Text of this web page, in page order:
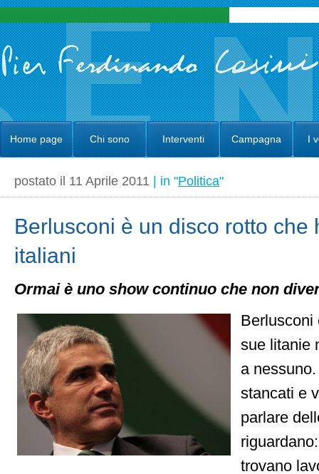
Home page Chi sono Interventi Campagna I
postato il 11 Aprile 2011 | in "Politica"
Berlusconi è un disco rotto che
italiani
Ormai è uno show continuo che non
Berlusconi
sue litanie
a
stancati e
parlare
trovano